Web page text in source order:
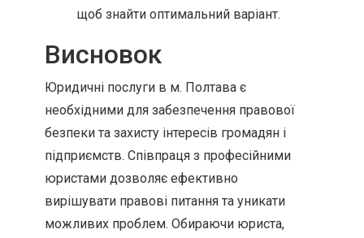
щоб знайти оптимальний варіант.
Висновок
Юридичні послуги в м. Полтава є
необхідними для забезпечення правової
безпеки та захисту інтересів громадян і
підприємств. Співпраця з професійними
юристами дозволяє ефективно
вирішувати правові питання та уникати
можливих проблем. Обираючи юриста,